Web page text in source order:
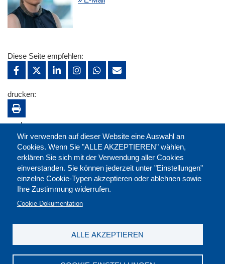
Wir verwenden auf dieser Website eine Auswahl an
Cookies. Wenn Sie "ALLE AKZEPTIEREN" wählen,
erklären Sie sich mit der Verwendung aller Cookies
einverstanden. Sie können jederzeit unter "Einstellungen"
einzelne Cookie-Typen akzeptieren oder ablehnen sowie
Ihre Zustimmung widerrufen.
Cookie-Dokumentation
ALLE AKZEPTIEREN
Diese Seite empfehlen:
drucken:
merken: